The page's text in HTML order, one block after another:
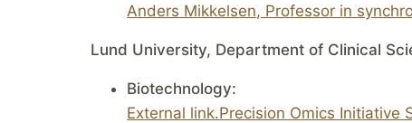
Anders Mikkelsen, Professor in
Lund University, Department of Clinical
Biotechnology:
External link.Precision Omics Initiative